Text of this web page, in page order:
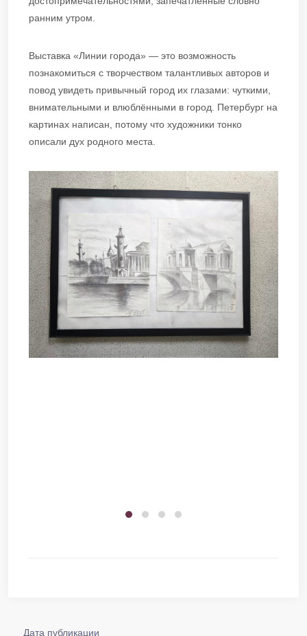
ранним утром.
Выставка «Линии города» — это возможность
познакомиться с творчеством талантливых авторов и
повод увидеть привычный город их глазами: чуткими,
внимательными и влюблёнными в город. Петербург на
картинах написан, потому что художники тонко
описали дух родного места.
Дата публикации